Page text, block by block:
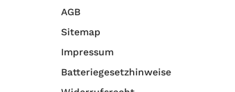
AGB
Sitemap
Impressum
Batteriegesetzhinweise